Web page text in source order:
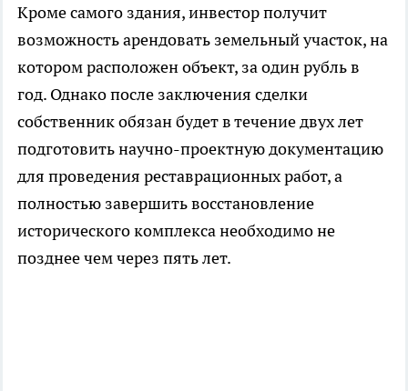
Кроме самого здания, инвестор получит
возможность арендовать земельный участок, на
котором расположен объект, за один рубль в
год. Однако после заключения сделки
собственник обязан будет в течение двух лет
подготовить научно-проектную документацию
для проведения реставрационных работ, а
полностью завершить восстановление
исторического комплекса необходимо не
позднее чем через пять лет.